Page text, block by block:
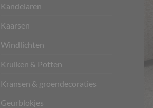
Kandelaren
Kaarsen
Windlichten
Kruiken & Potten
Kransen & groendecoraties
Geurblokjes